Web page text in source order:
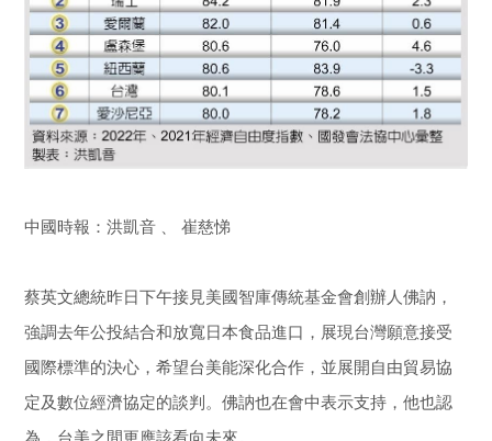
網拓會感謝函
新聞報導
多語行銷全球母語介紹
台灣經貿資訊
中國時報：洪凱音 、 崔慈悌
蔡英文總統昨日下午接見美國智庫傳統基金會創辦人佛訥，
強調去年公投結合和放寬日本食品進口，展現台灣願意接受
國際標準的決心，希望台美能深化合作，並展開自由貿易協
定及數位經濟協定的談判。佛訥也在會中表示支持，他也認
為，台美之間更應該看向未來。